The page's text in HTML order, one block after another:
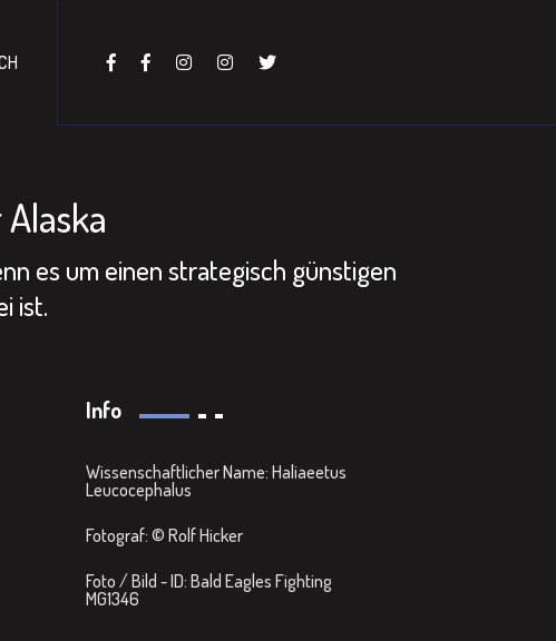
es um einen strategisch günstigen
ist.
Info
Wissenschaftlicher Name: Haliaeetus
Leucocephalus
Fotograf: © Rolf Hicker
Foto / Bild - ID: Bald Eagles Fighting
MG1346